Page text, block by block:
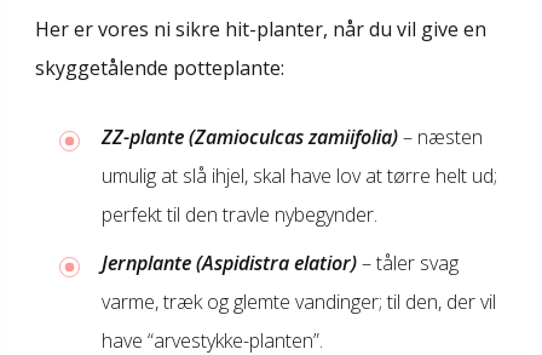
Her er vores ni sikre hit-planter, når du vil give en
skyggetålende potteplante:
ZZ-plante (Zamioculcas zamiifolia)– næsten
umulig at slå ihjel, skal have lov at tørre helt ud;
perfekt til den travle nybegynder.
Jernplante (Aspidistra elatior)– tåler svag
varme, træk og glemte vandinger; til den, der vil
have “arvestykke-planten”.